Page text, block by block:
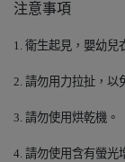
注意事項
1. 衛生起見，嬰幼兒
2. 請勿用力拉扯，以
3. 請勿使用烘乾機。
4. 請勿使用含有螢光